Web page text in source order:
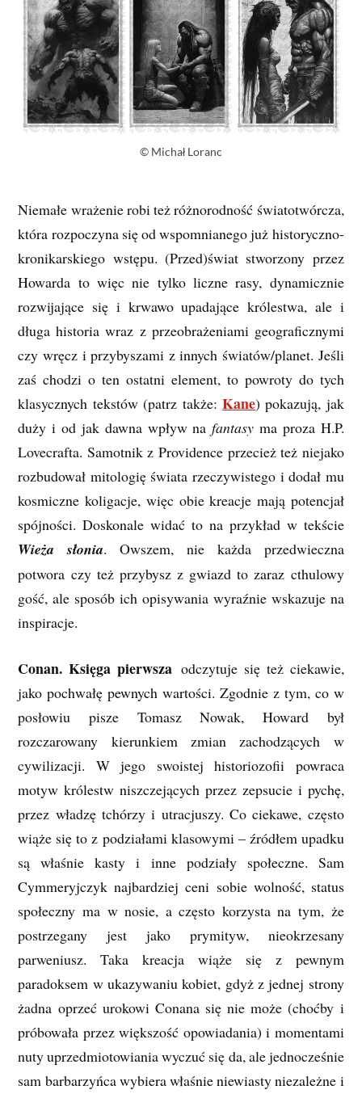
© Michał Loranc
Niemałe wrażenie robi też różnorodność światotwórcza,
która rozpoczyna się od wspomnianego już historyczno-
kronikarskiego wstępu. (Przed)świat stworzony przez
Howarda to więc nie tylko liczne rasy, dynamicznie
rozwijające się i krwawo upadające królestwa, ale i
długa historia wraz z przeobrażeniami geograficznymi
czy wręcz i przybyszami z innych światów/planet. Jeśli
zaś chodzi o ten ostatni element, to powroty do tych
klasycznych tekstów (patrz także: Kane) pokazują, jak
duży i od jak dawna wpływ nafantasy ma proza H.P.
Lovecrafta. Samotnik z Providence przecież też niejako
rozbudował mitologię świata rzeczywistego i dodał mu
kosmiczne koligacje, więc obie kreacje mają potencjał
spójności. Doskonale widać to na przykład w tekście
Wieża słonia. Owszem, nie każda przedwieczna
potwora czy też przybysz z gwiazd to zaraz cthulowy
gość, ale sposób ich opisywania wyraźnie wskazuje na
inspiracje.
Conan. Księga pierwsza odczytuje się też ciekawie,
jako pochwałę pewnych wartości. Zgodnie z tym, co w
posłowiu pisze Tomasz Nowak, Howard był
rozczarowany kierunkiem zmian zachodzących w
cywilizacji. W jego swoistej historiozofii powraca
motyw królestw niszczejących przez zepsucie i pychę,
przez władzę tchórzy i utracjuszy. Co ciekawe, często
wiąże się to z podziałami klasowymi – źródłem upadku
są właśnie kasty i inne podziały społeczne. Sam
Cymmeryjczyk najbardziej ceni sobie wolność, status
społeczny ma w nosie, a często korzysta na tym, że
postrzegany jest jako prymityw, nieokrzesany
parweniusz. Taka kreacja wiąże się z pewnym
paradoksem w ukazywaniu kobiet, gdyż z jednej strony
żadna oprzeć urokowi Conana się nie może (choćby i
próbowała przez większość opowiadania) i momentami
nuty uprzedmiotowiania wyczuć się da, ale jednocześnie
sam barbarzyńca wybiera właśnie niewiasty niezależne i